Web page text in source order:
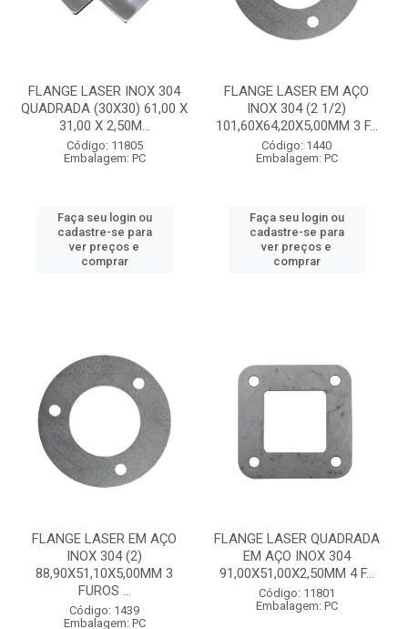
FLANGE LASER INOX 304
QUADRADA (30X30) 61,00 X
31,00 X 2,50M...
Código: 11805
Embalagem: PC
Faça seu login ou
cadastre-se para
ver preços e
comprar
FLANGE LASER EM AÇO
INOX 304 (2 1/2)
101,60X64,20X5,00MM 3 F...
Código: 1440
Embalagem: PC
Faça seu login ou
cadastre-se para
ver preços e
comprar
FLANGE LASER EM AÇO
INOX 304 (2)
88,90X51,10X5,00MM 3
FUROS ...
Código: 1439
Embalagem: PC
FLANGE LASER QUADRADA
EM AÇO INOX 304
91,00X51,00X2,50MM 4 F...
Código: 11801
Embalagem: PC